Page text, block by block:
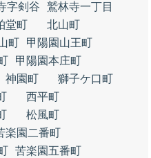
字剣谷
鷲林寺一丁目
堂町
北山町
町
甲陽園山王町
甲陽園本庄町
神園町
獅子ケ口町
西平町
松風町
楽園二番町
苦楽園五番町